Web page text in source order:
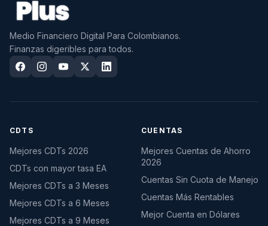
Medio Financiero Digital Para Colombianos.
Finanzas digeribles para todos.
CDTS
Mejores CDTs 2026
CDTs con mayor tasa EA
Mejores CDTs a 3 Meses
Mejores CDTs a 6 Meses
Mejores CDTs a 9 Meses
CUENTAS
Mejores Cuentas de Ahorro
2026
Cuentas Sin Cuota de Manejo
Cuentas Más Rentables
Mejor Cuenta en Dólares